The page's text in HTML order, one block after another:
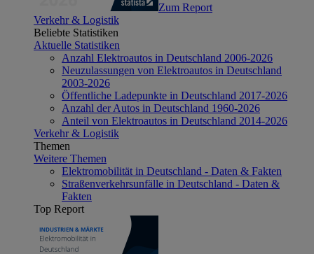
Zum Report
Verkehr & Logistik
Beliebte Statistiken
Aktuelle Statistiken
Anzahl Elektroautos in Deutschland 2006-2026
Neuzulassungen von Elektroautos in Deutschland
2003-2026
Öffentliche Ladepunkte in Deutschland 2017-2026
Anzahl der Autos in Deutschland 1960-2026
Anteil von Elektroautos in Deutschland 2014-2026
Verkehr & Logistik
Themen
Weitere Themen
Elektromobilität in Deutschland - Daten & Fakten
Straßenverkehrsunfälle in Deutschland - Daten &
Fakten
Top Report